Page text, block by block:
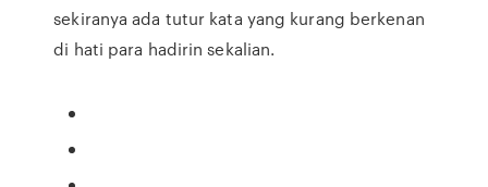
sekiranya ada tutur kata yang kurang berkenan
di hati para hadirin sekalian.